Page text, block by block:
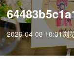
2026-04-08 10:31浏